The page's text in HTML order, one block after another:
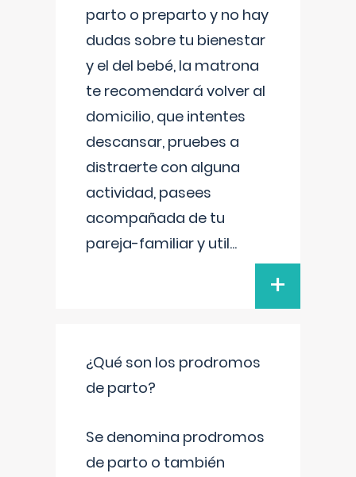
parto o preparto y no hay
dudas sobre tu bienestar
y el del bebé, la matrona
te recomendará volver al
domicilio, que intentes
descansar, pruebes a
distraerte con alguna
actividad, pasees
acompañada de tu
pareja-familiar y util...
+
¿Qué son los prodromos
de parto?
Se denomina prodromos
de parto o también